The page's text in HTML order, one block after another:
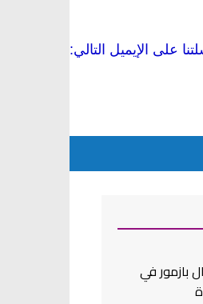
على الإيميل التالي:
بازمور في